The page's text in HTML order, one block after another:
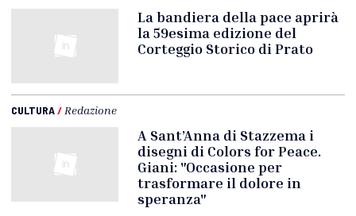
La bandiera della pace aprirà
la 59esima edizione del
Corteggio Storico di Prato
CULTURA/ Redazione
A Sant’Anna di Stazzema i
disegni di Colors for Peace.
Giani: "Occasione per
trasformare il dolore in
speranza"